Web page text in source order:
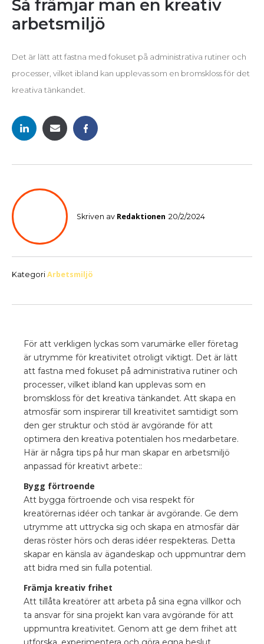
Så främjar man en kreativ
arbetsmiljö
Det är lätt att fastna med fokuset på administrativa rutiner och
processer, vilket ibland kan upplevas som en bromskloss för det
kreativa tänkandet.
Skriven av Redaktionen 20/2/2024
Kategori Arbetsmiljö
För att verkligen lyckas som varumärke eller företag
är utrymme för kreativitet otroligt viktigt. Det är lätt
att fastna med fokuset på administrativa rutiner och
processer, vilket ibland kan upplevas som en
bromskloss för det kreativa tänkandet. Att skapa en
atmosfär som inspirerar till kreativitet samtidigt som
den ger struktur och stöd är avgörande för att
optimera den kreativa potentialen hos medarbetare.
Här är några tips på hur man skapar en arbetsmiljö
anpassad för kreativt arbete::
Bygg förtroende
Att bygga förtroende och visa respekt för
kreatörernas idéer och tankar är avgörande. Ge dem
utrymme att uttrycka sig och skapa en atmosfär där
deras röster hörs och deras idéer respekteras. Detta
skapar en känsla av ägandeskap och uppmuntrar dem
att bidra med sin fulla potential.
Främja kreativ frihet
Att tillåta kreatörer att arbeta på sina egna villkor och
ta ansvar för sina projekt kan vara avgörande för att
uppmuntra kreativitet. Genom att ge dem frihet att